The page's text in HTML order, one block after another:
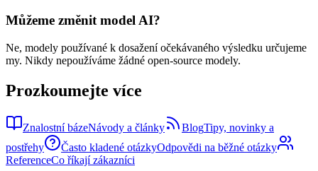
Můžeme změnit model AI?
Ne, modely používané k dosažení očekávaného výsledku určujeme
my. Nikdy nepoužíváme žádné open-source modely.
Prozkoumejte více
Znalostní bázeNávody a články BlogTipy, novinky a
postřehy
Často kladené otázkyOdpovědi na běžné otázky
ReferenceCo říkají zákazníci